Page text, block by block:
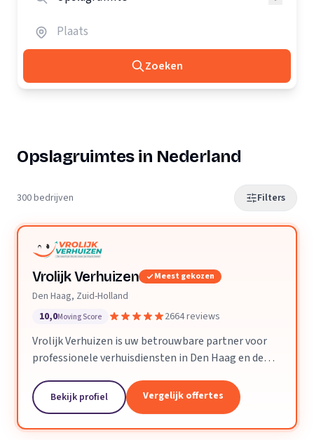
Zoeken
Opslagruimtes in Nederland
300 bedrijven Filters
Vrolijk Verhuizen Meest gekozen
Den Haag, Zuid-Holland
10,0Moving Score 2664 reviews
Vrolijk Verhuizen is uw betrouwbare partner voor
professionele verhuisdiensten in Den Haag en de
ervaring en een toegewijd team zorgen wij ervoor
dat uw verhuizing soepel en zorgeloos verloopt.
Bekijk profiel Vergelijk offertes